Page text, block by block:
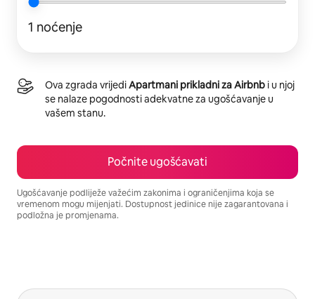
1 noćenje
Ova zgrada vrijediApartmani prikladni za Airbnb i u njoj
se nalaze pogodnosti adekvatne za ugošćavanje u
vašem stanu.
Počnite ugošćavati
Ugošćavanje podliježe važećim zakonima i ograničenjima koja se
vremenom mogu mijenjati. Dostupnost jedinice nije zagarantovana i
podložna je promjenama.